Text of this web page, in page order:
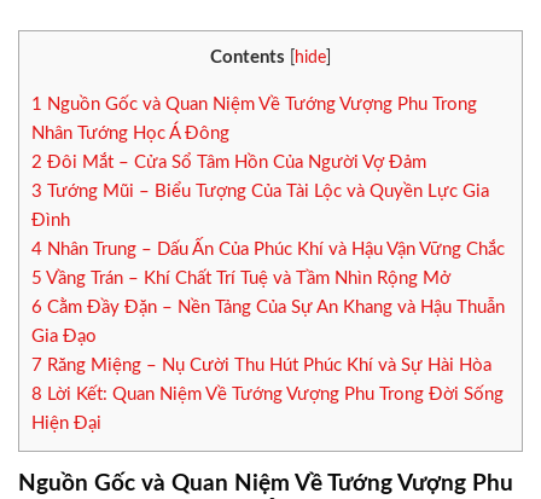
Contents hide
1
Nguồn Gốc và Quan Niệm Về Tướng Vượng Phu Trong
Nhân Tướng Học Á Đông
2 Đôi Mắt – Cửa Sổ Tâm Hồn Của Người Vợ Đảm
3 Tướng Mũi – Biểu Tượng Của Tài Lộc và Quyền Lực Gia
Đình
4 Nhân Trung – Dấu Ấn Của Phúc Khí và Hậu Vận Vững Chắc
5 Vầng Trán – Khí Chất Trí Tuệ và Tầm Nhìn Rộng Mở
6 Cằm Đầy Đặn – Nền Tảng Của Sự An Khang và Hậu Thuẫn
Gia Đạo
7 Răng Miệng – Nụ Cười Thu Hút Phúc Khí và Sự Hài Hòa
8 Lời Kết: Quan Niệm Về Tướng Vượng Phu Trong Đời Sống
Hiện Đại
Nguồn Gốc và Quan Niệm Về Tướng Vượng Phu